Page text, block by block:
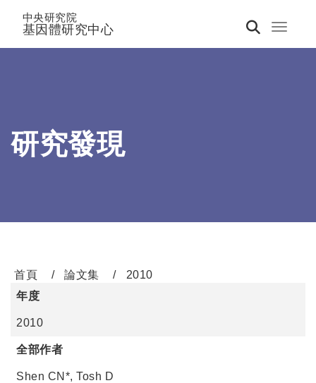
Toggle
中央研究院
基因體研究中心
研究發現
首頁 論文集
2010
年度
2010
全部作者
Shen CN*, Tosh D